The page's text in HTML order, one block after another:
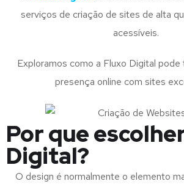
serviços de criação de sites de alta
acessíveis.
Exploramos como a Fluxo Digital pode
presença online com sites
Por que
Digital?
O design é normalmente o elemento